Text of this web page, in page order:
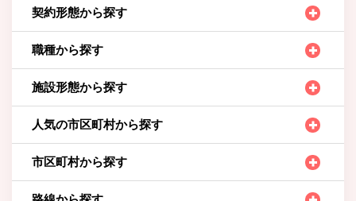
契約形態から探す
職種から探す
施設形態から探す
人気の市区町村から探す
市区町村から探す